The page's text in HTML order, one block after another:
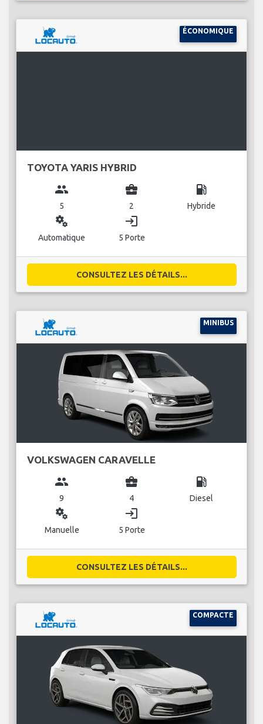
ÉCONOMIQUE
TOYOTA YARIS HYBRID
group
5
business_center
2
local_gas_station
Hybride
miscellaneous_services
Automatique
login
5 Porte
CONSULTEZ LES DÉTAILS...
MINIBUS
VOLKSWAGEN CARAVELLE
group
9
business_center
4
local_gas_station
Diesel
miscellaneous_services
Manuelle
login
5 Porte
CONSULTEZ LES DÉTAILS...
COMPACTE